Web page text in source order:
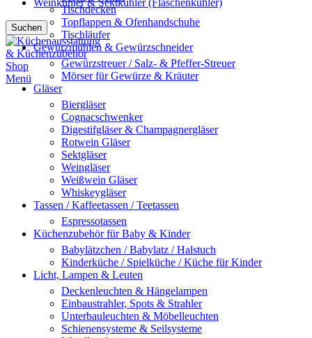
Weinkühler & Sektkühler (Flaschenkühler)
Suchen
Menü
Tischdecken
Topflappen & Ofenhandschuhe
Tischläufer
Gewürzmühlen & Gewürzschneider
Gewürzstreuer / Salz- & Pfeffer-Streuer
Mörser für Gewürze & Kräuter
Gläser
Biergläser
Cognacschwenker
Digestifgläser & Champagnergläser
Rotwein Gläser
Sektgläser
Weingläser
Weißwein Gläser
Whiskeygläser
Tassen / Kaffeetassen / Teetassen
Espressotassen
Küchenzubehör für Baby & Kinder
Babylätzchen / Babylatz / Halstuch
Kinderküche / Spielküche / Küche für Kinder
Licht, Lampen & Leuten
Deckenleuchten & Hängelampen
Einbaustrahler, Spots & Strahler
Unterbauleuchten & Möbelleuchten
Schienensysteme & Seilsysteme